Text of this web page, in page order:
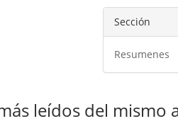
Sección
Resumenes
leídos del mismo